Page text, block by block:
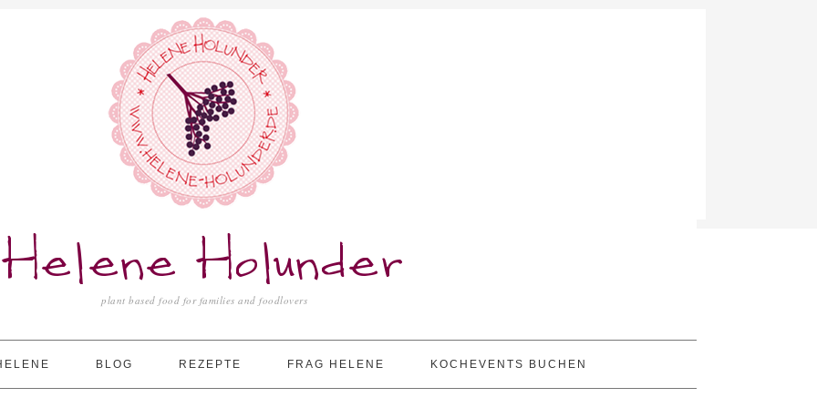
Helene Holunder
plant based food for families and foodlovers
BLOG REZEPTE FRAG HELENE KOCHEVENTS BUCHEN